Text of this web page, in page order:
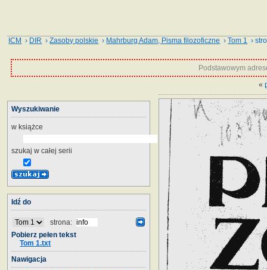
ICM › DIR ›Zasoby polskie › Mahrburg Adam, Pisma filozoficzne ›Tom 1 ›
Podstawowym
«
Wyszukiwanie
w książce
szukaj w całej serii
Idź do
strona:
Pobierz pełen tekst
Tom 1.txt
Nawigacja